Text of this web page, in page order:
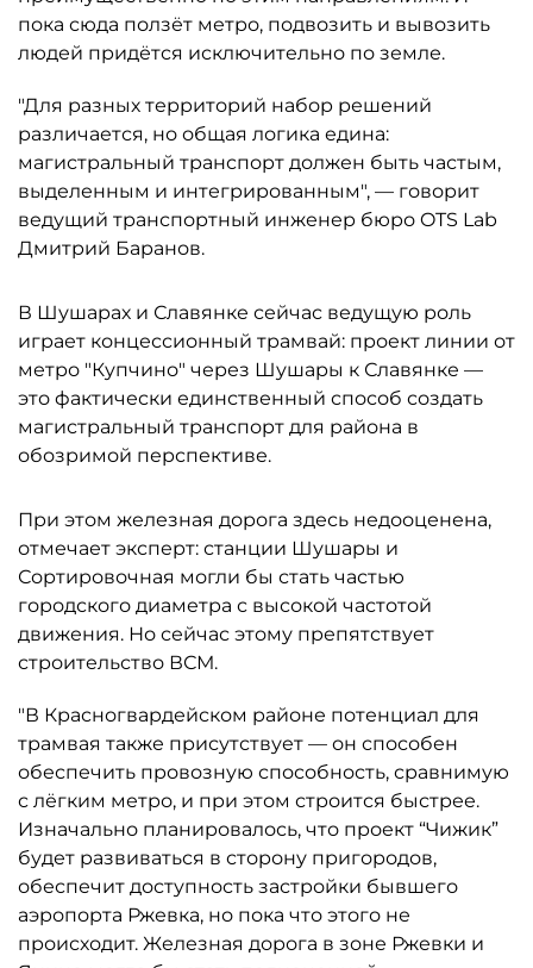
пока сюда ползёт метро, подвозить и вывозить
людей придётся исключительно по земле.
"Для разных территорий набор решений
различается, но общая логика едина:
магистральный транспорт должен быть частым,
выделенным и интегрированным", — говорит
ведущий транспортный инженер бюро OTS Lab
Дмитрий Баранов.
В Шушарах и Славянке сейчас ведущую роль
играет концессионный трамвай: проект линии от
метро "Купчино" через Шушары к Славянке —
это фактически единственный способ создать
магистральный транспорт для района в
обозримой перспективе.
При этом железная дорога здесь недооценена,
отмечает эксперт: станции Шушары и
Сортировочная могли бы стать частью
городского диаметра с высокой частотой
движения. Но сейчас этому препятствует
строительство ВСМ.
"В Красногвардейском районе потенциал для
трамвая также присутствует — он способен
обеспечить провозную способность, сравнимую
с лёгким метро, и при этом строится быстрее.
Изначально планировалось, что проект “Чижик”
будет развиваться в сторону пригородов,
обеспечит доступность застройки бывшего
аэропорта Ржевка, но пока что этого не
происходит. Железная дорога в зоне Ржевки и